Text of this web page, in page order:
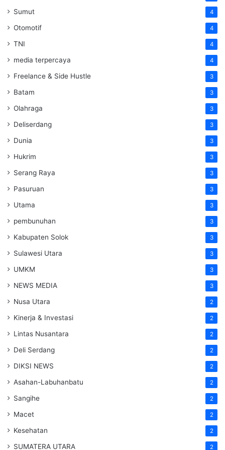
Sumut 4
Otomotif 4
TNI 4
media terpercaya 4
Freelance & Side Hustle 3
Batam 3
Olahraga 3
Deliserdang 3
Dunia 3
Hukrim 3
Serang Raya 3
Pasuruan 3
Utama 3
pembunuhan 3
Kabupaten Solok 3
Sulawesi Utara 3
UMKM 3
NEWS MEDIA 3
Nusa Utara 2
Kinerja & Investasi 2
Lintas Nusantara 2
Deli Serdang 2
DIKSI NEWS 2
Asahan-Labuhanbatu 2
Sangihe 2
Macet 2
Kesehatan 2
SUMATERA UTARA 2